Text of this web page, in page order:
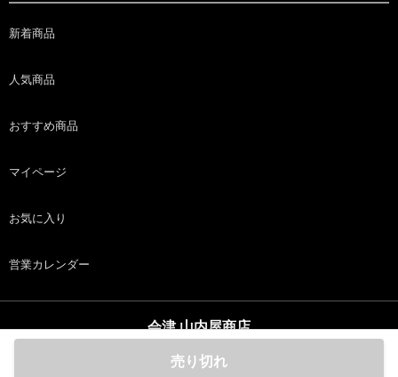
売り切れ
新着商品
人気商品
おすすめ商品
マイページ
お気に入り
営業カレンダー
会津 山内屋商店
copyright (c) 会津 山内屋商店 all rights reserved.